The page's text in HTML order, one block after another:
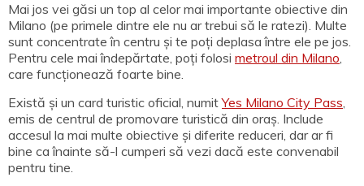
Mai jos vei găsi un top al celor mai importante obiective din
Milano (pe primele dintre ele nu ar trebui să le ratezi). Multe
sunt concentrate în centru și te poți deplasa între ele pe jos.
Pentru cele mai îndepărtate, poți folosi metroul din Milano,
care funcționează foarte bine.
Există și un card turistic oficial, numitYes Milano City Pass,
emis de centrul de promovare turistică din oraș. Include
accesul la mai multe obiective și diferite reduceri, dar ar fi
bine ca înainte să-l cumperi să vezi dacă este convenabil
pentru tine.